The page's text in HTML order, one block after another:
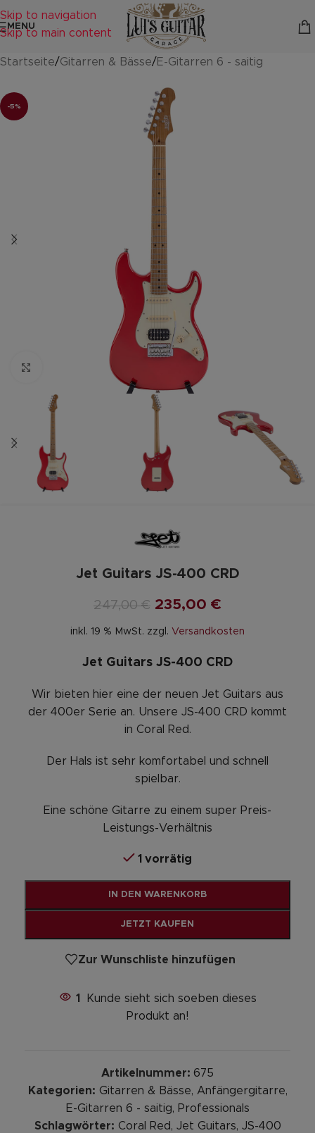
Skip to navigation
Skip to main content
MENU
Startseite/Gitarren & Bässe/E-Gitarren 6 - saitig
-5%
Zum vergrößern anklicken
Jet Guitars JS-400 CRD
247,00€ 235,00 €
inkl. 19 % MwSt. zzgl. Versandkosten
Jet Guitars JS-400 CRD
Wir bieten hier eine der neuen Jet Guitars aus
der 400er Serie an. Unsere JS-400 CRD kommt
in Coral Red.
Der Hals ist sehr komfortabel und schnell
spielbar.
Eine schöne Gitarre zu einem super Preis-
Leistungs-Verhältnis
1 vorrätig
IN DEN WARENKORB
JETZT KAUFEN
Alternative:
Zur Wunschliste hinzufügen
1
Kunde sieht sich soeben dieses
Produkt an!
Artikelnummer: 675
Kategorien: Gitarren & Bässe, Anfängergitarre,
E-Gitarren 6 - saitig, Professionals
Schlagwörter: Coral Red, Jet Guitars, JS-400